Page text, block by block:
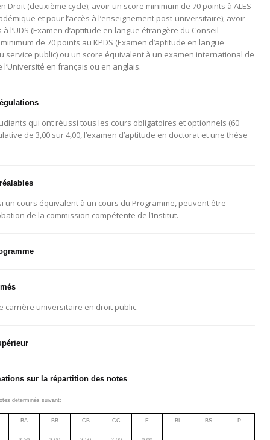
Droit (deuxième cycle); avoir un score minimum de 70 points à ALES
et pour l’accès à l’enseignement post-universitaire); avoir
l’UDS (Examen d’aptitude en langue étrangère du Conseil
de 70 points au KPDS (Examen d’aptitude en langue
service public) ou un score équivalent à un examen international de
en français ou en anglais.
qui ont réussi tous les cours obligatoires et optionnels (60
de 3,00 sur 4,00, l’examen d’aptitude en doctorat et une thèse
un cours équivalent à un cours du Programme, peuvent être
de la commission compétente de l’Institut.
carrière universitaire en droit public.
sur la répartition des notes
determinés suivant:
BA BB CB CC F BL BS P